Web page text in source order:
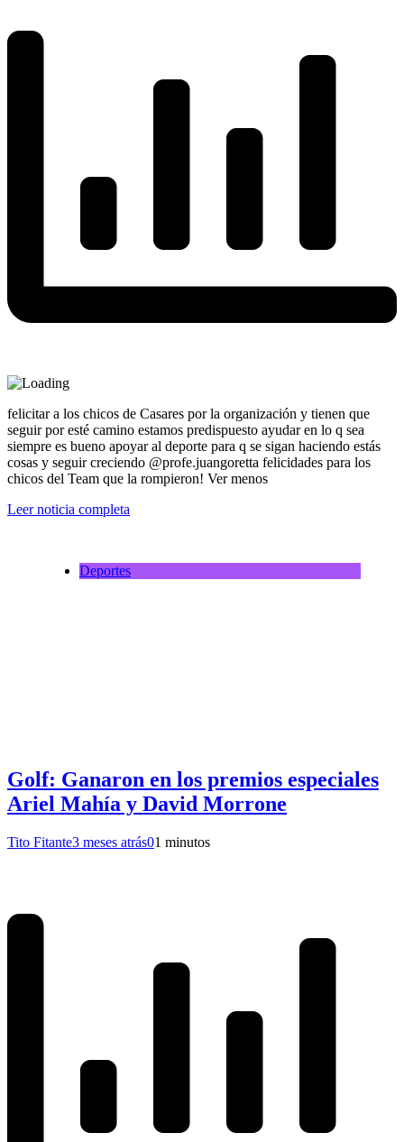
felicitar a los chicos de Casares por la organización y tienen que
seguir por esté camino estamos predispuesto ayudar en lo q sea
siempre es bueno apoyar al deporte para q se sigan haciendo estás
cosas y seguir creciendo @profe.juangoretta felicidades para los
chicos del Team que la rompieron! Ver menos
Leer noticia completa
Deportes
Golf: Ganaron en los premios especiales
Ariel Mahía y David Morrone
Tito Fitante3 meses atrás01 minutos